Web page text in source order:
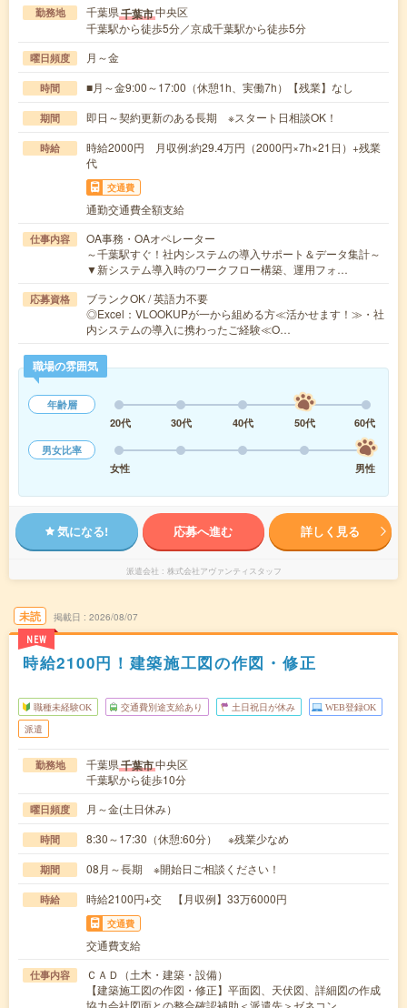
勤務地 千葉県千葉市中央区
千葉駅から徒歩5分／京成千葉駅から徒歩5分
曜日頻度 月～金
時間 ■月～金9:00～17:00（休憩1h、実働7h）【残業】なし
期間 即日～契約更新のある長期 ※スタート日相談OK！
時給
時給2000円 月収例:約29.4万円（2000円×7h×21日）+残業
代
交通費
通勤交通費全額支給
仕事内容
OA事務・OAオペレーター
～千葉駅すぐ！社内システムの導入サポート＆データ集計～
▼新システム導入時のワークフロー構築、運用フォ…
応募資格
ブランクOK / 英語力不要
◎Excel：VLOOKUPが一から組める方≪活かせます！≫・社
内システムの導入に携わったご経験≪O…
職場の雰囲気
年齢層
20代
30代 40代 50代
60代
男女比率
女性
男性
気になる! 応募へ進む 詳しく見る
派遣会社 株式会社アヴァンティスタッフ
未読
NEW
掲載日 2026/08/07
時給2100円！建築施工図の作図・修正
職種未経験OK 交通費別途支給あり 土日祝日が休み WEB登録OK
派遣
勤務地 千葉県千葉市中央区
千葉駅から徒歩10分
曜日頻度 月～金(土日休み）
時間 8:30～17:30（休憩:60分） ※残業少なめ
期間 08月～長期 ※開始日ご相談ください！
時給 時給2100円+交 【月収例】33万6000円
交通費
交通費支給
仕事内容
ＣＡＤ（土木・建築・設備）
【建築施工図の作図・修正】平面図、天伏図、詳細図の作成